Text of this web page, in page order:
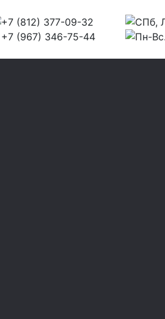
+7 (812) 377-09-32
+7 (967) 346-75-44
СПб,
Пн-